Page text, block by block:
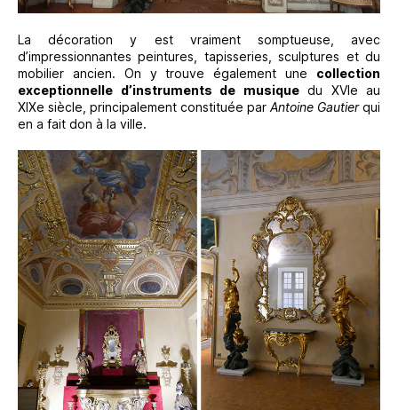
La décoration y est vraiment somptueuse, avec
d’impressionnantes peintures, tapisseries, sculptures et du
mobilier ancien. On y trouve également une collection
exceptionnelle d’instruments de musiquedu XVIe au
XIXe siècle, principalement constituée par Antoine Gautierqui
en a fait don à la ville.